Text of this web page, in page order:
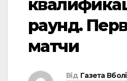
раунд.
матчи
Від Газета